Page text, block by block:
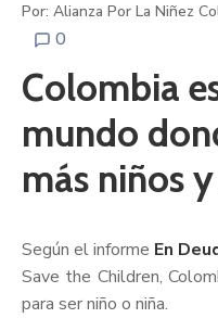
Por: Alianza Por La Niñez
0
Colombia
mundo
más niños
Según el informe En
Save the Children,
para ser niño o niña.